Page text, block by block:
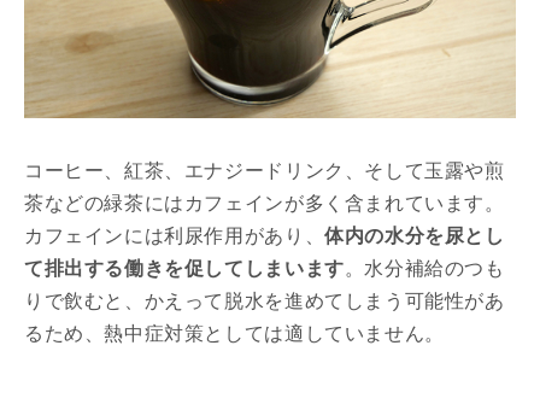
コーヒー、紅茶、エナジードリンク、そして玉露や煎
茶などの緑茶にはカフェインが多く含まれています。
カフェインには利尿作用があり、体内の水分を尿とし
て排出する働きを促してしまいます。水分補給のつも
りで飲むと、かえって脱水を進めてしまう可能性があ
るため、熱中症対策としては適していません。